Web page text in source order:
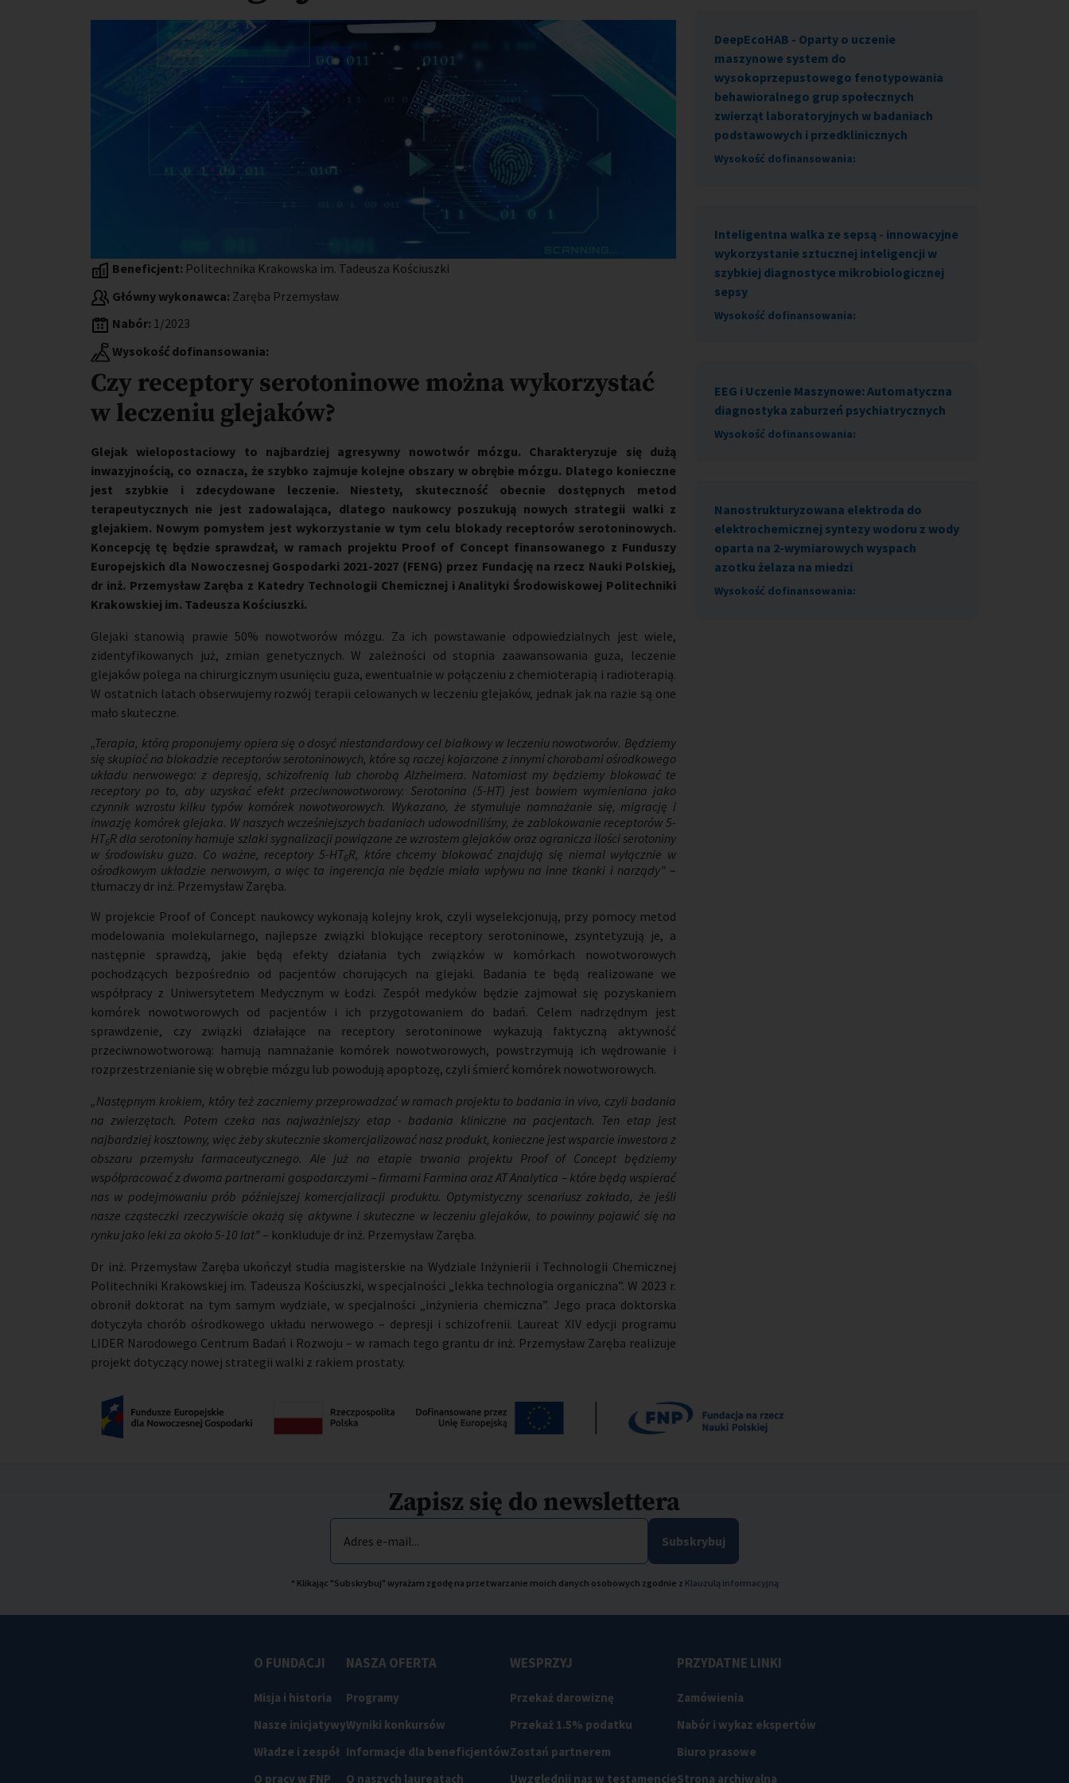
Beneficjent: Politechnika Krakowska im. Tadeusza Kościuszki
Główny wykonawca: Zaręba Przemysław
Nabór: 1/2023
Wysokość dofinansowania:
Czy receptory serotoninowe można wykorzystać
w leczeniu glejaków?
Glejak wielopostaciowy to najbardziej agresywny nowotwór mózgu. Charakteryzuje się dużą
inwazyjnością, co oznacza, że szybko zajmuje kolejne obszary w obrębie mózgu. Dlatego konieczne
jest szybkie i zdecydowane leczenie. Niestety, skuteczność obecnie dostępnych metod
terapeutycznych nie jest zadowalająca, dlatego naukowcy poszukują nowych strategii walki z
glejakiem. Nowym pomysłem jest wykorzystanie w tym celu blokady receptorów serotoninowych.
Koncepcję tę będzie sprawdzał, w ramach projektu Proof of Concept finansowanego z Funduszy
Europejskich dla Nowoczesnej Gospodarki 2021-2027 (FENG) przez Fundację na rzecz Nauki Polskiej,
dr inż. Przemysław Zaręba z Katedry Technologii Chemicznej i Analityki Środowiskowej Politechniki
Krakowskiej im. Tadeusza Kościuszki.
Glejaki stanowią prawie 50% nowotworów mózgu. Za ich powstawanie odpowiedzialnych jest wiele,
zidentyfikowanych już, zmian genetycznych. W zależności od stopnia zaawansowania guza, leczenie
glejaków polega na chirurgicznym usunięciu guza, ewentualnie w połączeniu z chemioterapią i radioterapią.
W ostatnich latach obserwujemy rozwój terapii celowanych w leczeniu glejaków, jednak jak na razie są one
mało skuteczne.
„Terapia, którą proponujemy opiera się o dosyć niestandardowy cel białkowy w leczeniu nowotworów. Będziemy
się skupiać na blokadzie receptorów serotoninowych, które są raczej kojarzone z innymi chorobami ośrodkowego
układu nerwowego: z depresją, schizofrenią lub chorobą Alzheimera. Natomiast my będziemy blokować te
receptory po to, aby uzyskać efekt przeciwnowotworowy. Serotonina (5-HT) jest bowiem wymieniana jako
czynnik wzrostu kilku typów komórek nowotworowych. Wykazano, że stymuluje namnażanie się, migrację i
inwazję komórek glejaka. W naszych wcześniejszych badaniach udowodniliśmy, że zablokowanie receptorów 5-
HT6R dla serotoniny hamuje szlaki sygnalizacji powiązane ze wzrostem glejaków oraz ogranicza ilości serotoniny
w środowisku guza. Co ważne, receptory 5-HT6R, które chcemy blokować znajdują się niemal wyłącznie w
ośrodkowym układzie nerwowym, a więc ta ingerencja nie będzie miała wpływu na inne tkanki i narządy”–
tłumaczy dr inż. Przemysław Zaręba.
W projekcie Proof of Concept naukowcy wykonają kolejny krok, czyli wyselekcjonują, przy pomocy metod
modelowania molekularnego, najlepsze związki blokujące receptory serotoninowe, zsyntetyzują je, a
następnie sprawdzą, jakie będą efekty działania tych związków w komórkach nowotworowych
pochodzących bezpośrednio od pacjentów chorujących na glejaki. Badania te będą realizowane we
współpracy z Uniwersytetem Medycznym w Łodzi. Zespół medyków będzie zajmował się pozyskaniem
komórek nowotworowych od pacjentów i ich przygotowaniem do badań. Celem nadrzędnym jest
sprawdzenie, czy związki działające na receptory serotoninowe wykazują faktyczną aktywność
przeciwnowotworową: hamują namnażanie komórek nowotworowych, powstrzymują ich wędrowanie i
rozprzestrzenianie się w obrębie mózgu lub powodują apoptozę, czyli śmierć komórek nowotworowych.
„Następnym krokiem, który też zaczniemy przeprowadzać w ramach projektu to badania in vivo, czyli badania
na zwierzętach. Potem czeka nas najważniejszy etap - badania kliniczne na pacjentach. Ten etap jest
najbardziej kosztowny, więc żeby skutecznie skomercjalizować nasz produkt, konieczne jest wsparcie inwestora z
obszaru przemysłu farmaceutycznego. Ale już na etapie trwania projektu Proof of Concept będziemy
współpracować z dwoma partnerami gospodarczymi – firmami Farmina oraz AT Analytica – które będą wspierać
nas w podejmowaniu prób późniejszej komercjalizacji produktu. Optymistyczny scenariusz zakłada, że jeśli
nasze cząsteczki rzeczywiście okażą się aktywne i skuteczne w leczeniu glejaków, to powinny pojawić się na
rynku jako leki za około 5-10 lat” – konkluduje dr inż. Przemysław Zaręba.
Dr inż. Przemysław Zaręba ukończył studia magisterskie na Wydziale Inżynierii i Technologii Chemicznej
Politechniki Krakowskiej im. Tadeusza Kościuszki, w specjalności „lekka technologia organiczna”. W 2023 r.
obronił doktorat na tym samym wydziale, w specjalności „inżynieria chemiczna”. Jego praca doktorska
dotyczyła chorób ośrodkowego układu nerwowego – depresji i schizofrenii. Laureat XIV edycji programu
LIDER Narodowego Centrum Badań i Rozwoju – w ramach tego grantu dr inż. Przemysław Zaręba realizuje
projekt dotyczący nowej strategii walki z rakiem prostaty.
DeepEcoHAB - Oparty o uczenie
maszynowe system do
wysokoprzepustowego fenotypowania
behawioralnego grup społecznych
zwierząt laboratoryjnych w badaniach
podstawowych i przedklinicznych
Wysokość dofinansowania:
Inteligentna walka ze sepsą - innowacyjne
wykorzystanie sztucznej inteligencji w
szybkiej diagnostyce mikrobiologicznej
sepsy
Wysokość dofinansowania:
EEG i Uczenie Maszynowe: Automatyczna
diagnostyka zaburzeń psychiatrycznych
Wysokość dofinansowania:
Nanostrukturyzowana elektroda do
elektrochemicznej syntezy wodoru z wody
oparta na 2-wymiarowych wyspach
azotku żelaza na miedzi
Wysokość dofinansowania:
Zapisz się do newslettera
Adres e-mail... Subskrybuj
* Klikając "Subskrybuj" wyrażam zgodę na przetwarzanie moich danych osobowych zgodnie z Klauzulą informacyjną
O FUNDACJI
Misja i historia
Nasze inicjatywy
Władze i zespół
O pracy w FNP
NASZA OFERTA
Programy
Wyniki konkursów
Informacje dla beneficjentów
O naszych laureatach
WESPRZYJ
Przekaż darowiznę
Przekaż 1.5% podatku
Zostań partnerem
Uwzględnij nas w testamencie
PRZYDATNE LINKI
Zamówienia
Nabór i wykaz ekspertów
Biuro prasowe
Strona archiwalna